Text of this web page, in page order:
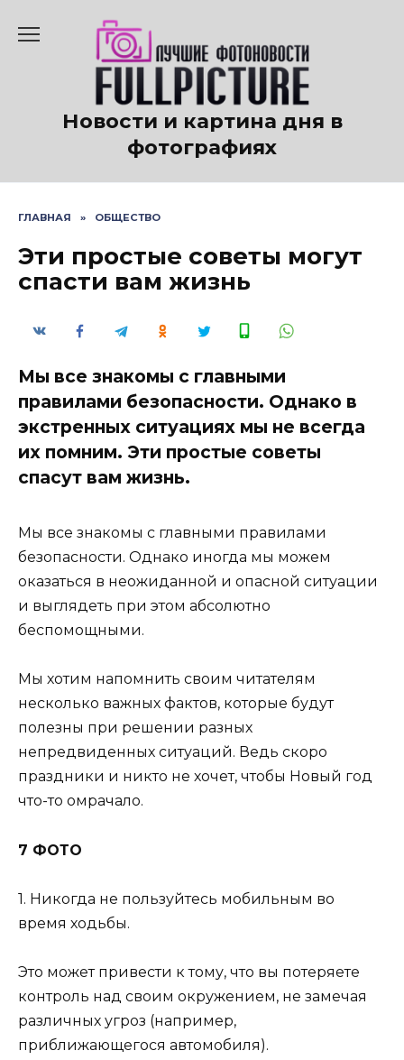
содержанию
Новости и картина дня в
фотографиях
ГЛАВНАЯ » ОБЩЕСТВО
Эти простые советы могут
спасти вам жизнь
Мы все знакомы с главными
правилами безопасности. Однако в
экстренных ситуациях мы не всегда
их помним. Эти простые советы
спасут вам жизнь.
Мы все знакомы с главными правилами
безопасности. Однако иногда мы можем
оказаться в неожиданной и опасной ситуации
и выглядеть при этом абсолютно
беспомощными.
Мы хотим напомнить своим читателям
несколько важных фактов, которые будут
полезны при решении разных
непредвиденных ситуаций. Ведь скоро
праздники и никто не хочет, чтобы Новый год
что-то омрачало.
7 ФОТО
1. Никогда не пользуйтесь мобильным во
время ходьбы.
Это может привести к тому, что вы потеряете
контроль над своим окружением, не замечая
различных угроз (например,
приближающегося автомобиля).